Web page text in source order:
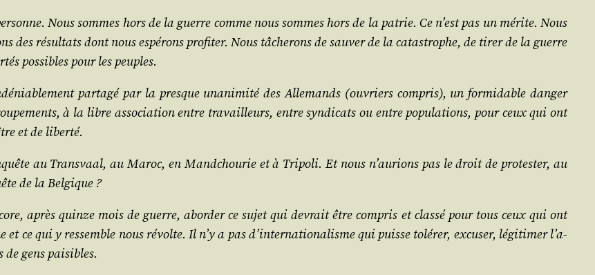
Nous sommes hors de la guerre comme nous sommes hors de la patrie. Ce n’est pas un mérite. Nous
des résul­tats dont nous espé­rons pro­fi­ter. Nous tâche­rons de sau­ver de la catas­trophe, de tirer de la guerre
pos­sibles pour les peuples.
par­ta­gé par la presque una­ni­mi­té des Alle­mands (ouvriers com­pris), un for­mi­dable dan­ger
à la libre asso­cia­tion entre tra­vailleurs, entre syn­di­cats ou entre popu­la­tions, pour ceux qui ont
et de liberté.
au Trans­vaal, au Maroc, en Mand­chou­rie et à Tri­po­li. Et nous n’au­rions pas le droit de pro­tes­ter, au
de la Belgique ?
après quinze mois de guerre, abor­der ce sujet qui devrait être com­pris et clas­sé pour tous ceux qui ont
et ce qui y res­semble nous révolte. Il n’y a pas d’in­ter­na­tio­na­lisme qui puisse tolé­rer, excu­ser, légi­ti­mer l’a­
gens paisibles.